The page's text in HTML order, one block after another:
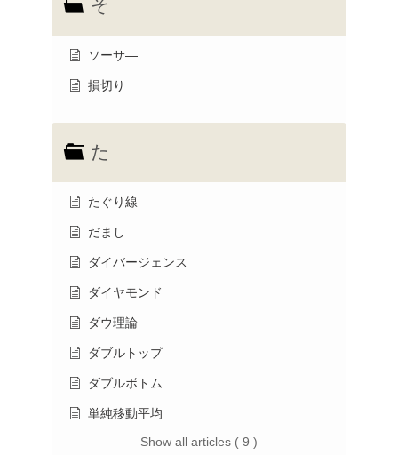
そ
ソーサ―
損切り
た
たぐり線
だまし
ダイバージェンス
ダイヤモンド
ダウ理論
ダブルトップ
ダブルボトム
単純移動平均
Show all articles ( 9 )